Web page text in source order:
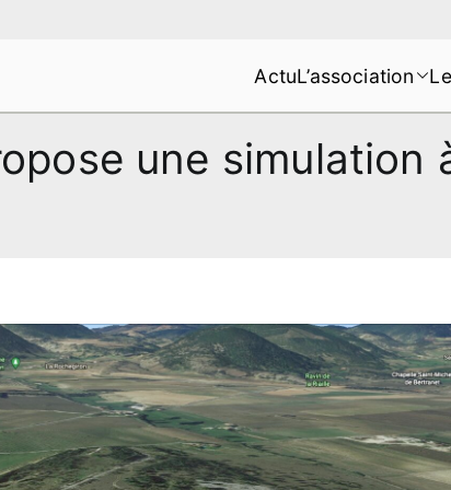
de la Montagne de
ActuL’association
une simulation